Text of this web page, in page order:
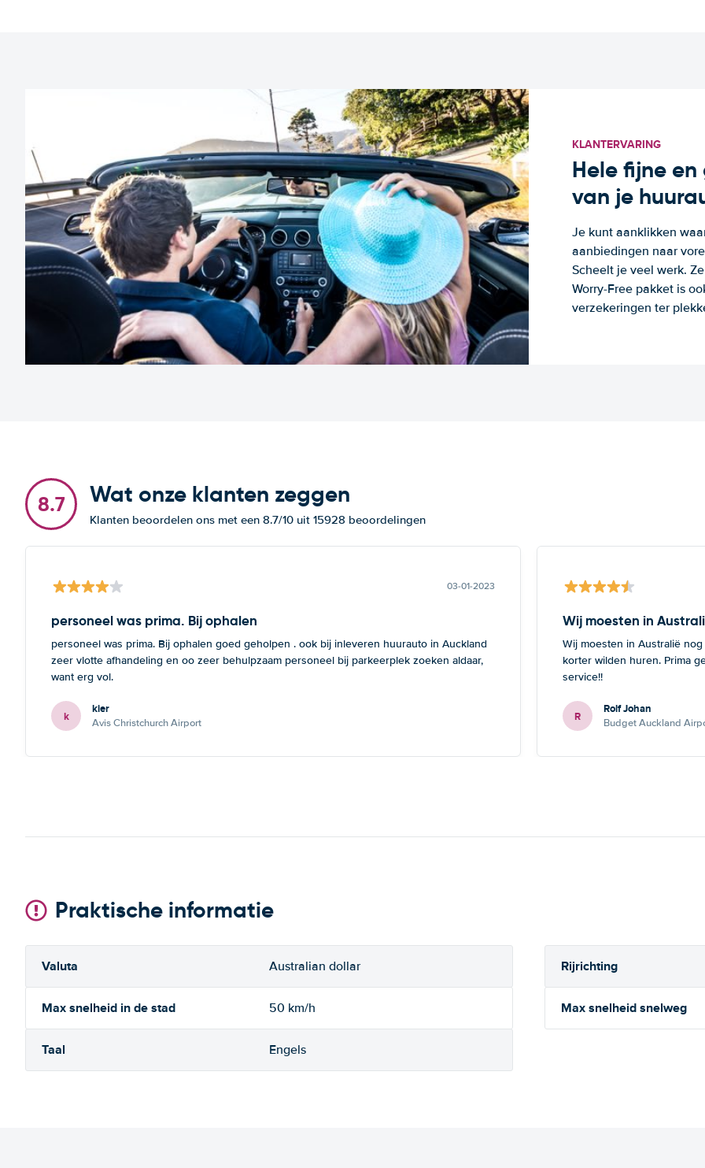
KLANTERVARING
Hele fijne
van je
Je kunt aanklikken
aanbiedingen naar
Scheelt je veel werk.
Worry-Free pakket is
verzekeringen ter
8.7 Wat onze klanten zeggen
Klanten beoordelen ons met een 8.7/10 uit 15928 beoordelingen
03-01-2023
personeel was prima. Bij ophalen
personeel was prima. Bij ophalen goed geholpen . ook bij inleveren huurauto in Auckland
zeer vlotte afhandeling en oo zeer behulpzaam personeel bij parkeerplek zoeken aldaar,
want erg vol.
k kier
Avis Christchurch Airport
Wij moesten in
Wij moesten in Australië
korter wilden huren. Prima
service!!
R Rolf Johan
Budget Auckland
Praktische informatie
Valuta Australian dollar Rijrichting
Max snelheid in de stad 50 km/h Max snelheid snelweg
Taal Engels